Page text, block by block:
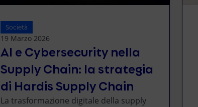
Società
19 Marzo 2026
AI e Cybersecurity nella
Supply Chain: la strategia
di Hardis Supply Chain
La trasformazione digitale della supply